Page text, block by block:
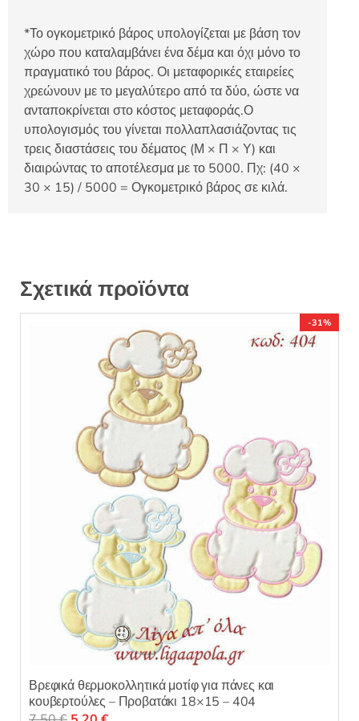
*Το ογκομετρικό βάρος υπολογίζεται με βάση τον
χώρο που καταλαμβάνει ένα δέμα και όχι μόνο το
πραγματικό του βάρος. Οι μεταφορικές εταιρείες
χρεώνουν με το μεγαλύτερο από τα δύο, ώστε να
ανταποκρίνεται στο κόστος μεταφοράς.Ο
υπολογισμός του γίνεται πολλαπλασιάζοντας τις
τρεις διαστάσεις του δέματος (Μ × Π × Υ) και
διαιρώντας το αποτέλεσμα με το 5000. Πχ: (40 ×
30 × 15) / 5000 = Ογκομετρικό βάρος σε κιλά.
Σχετικά προϊόντα
-31%
Βρεφικά θερμοκολλητικά μοτίφ για πάνες και
κουβερτούλες – Προβατάκι 18×15 – 404